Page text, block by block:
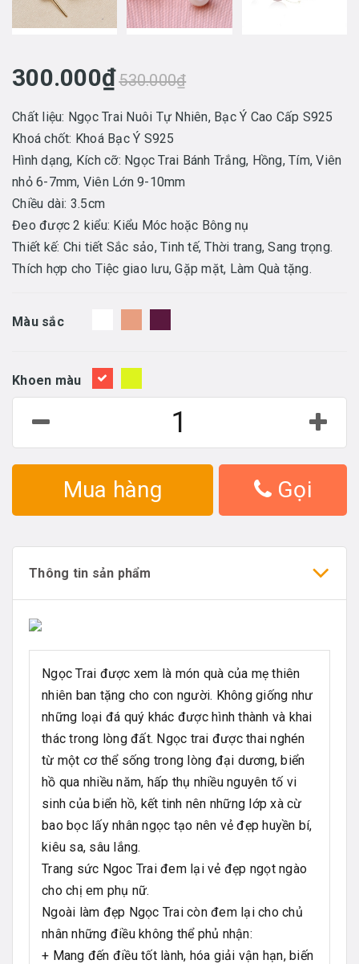
300.000₫530.000₫
Chất liệu: Ngọc Trai Nuôi Tự Nhiên, Bạc Ý Cao Cấp S925
Khoá chốt: Khoá Bạc Ý S925
Hình dạng, Kích cỡ: Ngọc Trai Bánh Trắng, Hồng, Tím, Viên
nhỏ 6-7mm, Viên Lớn 9-10mm
Chiều dài: 3.5cm
Đeo được 2 kiểu: Kiểu Móc hoặc Bông nụ
Thiết kế: Chi tiết Sắc sảo, Tinh tế, Thời trang, Sang trọng.
Thích hợp cho Tiệc giao lưu, Gặp mặt, Làm Quà tặng.
Màu sắc
Khoen màu
Mua hàng Gọi
Thông tin sản phẩm
Ngọc Trai được xem là món quà của mẹ thiên
nhiên ban tặng cho con người. Không giống như
những loại đá quý khác được hình thành và khai
thác trong lòng đất. Ngọc trai được thai nghén
từ một cơ thể sống trong lòng đại dương, biển
hồ qua nhiều năm, hấp thụ nhiều nguyên tố vi
sinh của biển hồ, kết tinh nên những lớp xà cừ
bao bọc lấy nhân ngọc tạo nên vẻ đẹp huyền bí,
kiêu sa, sâu lắng.
Trang sức Ngoc Trai đem lại vẻ đẹp ngọt ngào
cho chị em phụ nữ.
Ngoài làm đẹp Ngọc Trai còn đem lại cho chủ
nhân những điều không thể phủ nhận:
+ Mang đến điều tốt lành, hóa giải vận hạn, biến